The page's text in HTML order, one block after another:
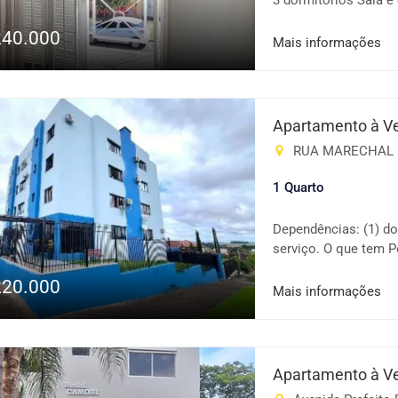
e vista privilegiada
Mais informações
Apartamento à
RUA MARECHAL
1 Quarto
Dependências: (1)
serviço. O que tem
Hospital, Igreja
Mais informações
Apartamento à